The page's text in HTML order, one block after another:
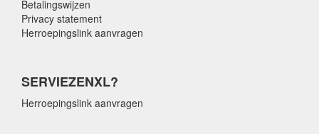
Betalingswijzen
Privacy statement
Herroepingslink aanvragen
SERVIEZENXL?
Herroepingslink aanvragen